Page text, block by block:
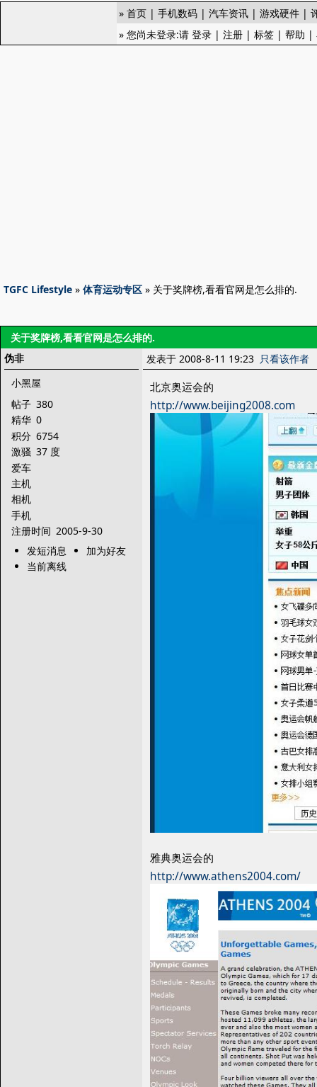
» 首页 | 手机数码 | 汽车资讯 | 游戏硬件 |
» 您尚未登录:请 登录 | 注册 | 标签 | 帮助 |
TGFC Lifestyle » 体育运动专区 » 关于奖牌榜,看看官网是怎么排的.
关于奖牌榜,看看官网是怎么排的.
伪非
小黑屋
帖子 380
精华 0
积分 6754
激骚 37 度
爱车
主机
相机
手机
注册时间 2005-9-30
发短消息
加为好友
当前离线
发表于 2008-8-11 19:23 只看该作者
北京奥运会的
http://www.beijing2008.com
雅典奥运会的
http://www.athens2004.com/